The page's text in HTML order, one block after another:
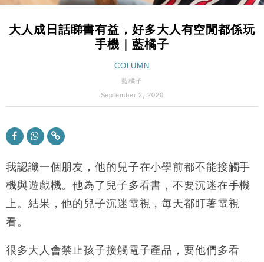
18:15
本地｜新世界K11 9月升級會員制度 增鉑金卡級別鎖
17:40
財經｜本港6月零售額連升14個月 珠寶鐘錶銷售升勢
財經｜滙控重啟最多10億美元回購 派息比率目標維持
財經｜SA售股自救後再出手 斥4億美元押注未上市公
司
11:30
市場落地
東京半島
13:12
國際｜特朗普赴洛杉磯高球場活動前 男子攜槍彈被捕
11:40
Google晶片
大人成日話睇書有益，好多大人有空閒都係玩
手機｜藍橘子
COLUMN
藍橘子
September 2, 2020
我認識一個朋友，他的兒子在小學前都不能接觸手
機與遊戲機。他為了兒子多看書，不要沉迷在手機
上。結果，他的兒子沉迷電視，每天都盯著電視
看。
很多大人會禁止孩子接觸電子產品，要他們多看